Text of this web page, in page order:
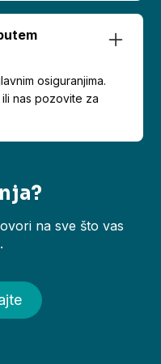
osiguranjima.
nas pozovite za
na sve što vas